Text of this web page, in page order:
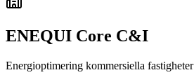
ENEQUI Core C&I
Energioptimering kommersiella fastigheter